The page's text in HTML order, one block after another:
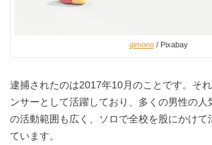
qimono/ Pixabay
逮捕されたのは2017年10月のことです。そ
ンサーとして活躍しており、多くの男性の人
の活動範囲も広く、ソロで全校を股にかけて
ています。